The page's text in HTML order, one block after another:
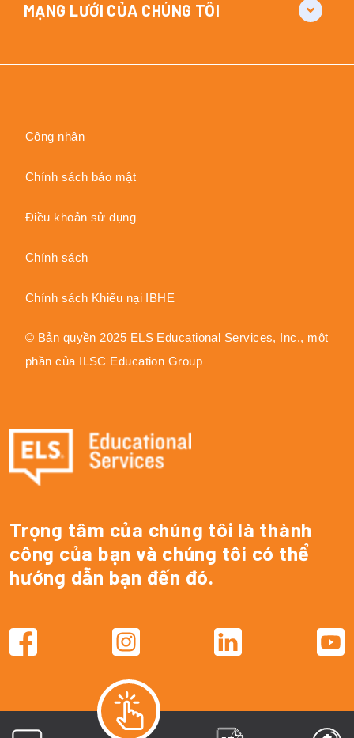
Trọng tâm của chúng tôi là thành
công của bạn và chúng tôi có thể
hướng dẫn bạn đến đó.
MẠNG LƯỚI CỦA CHÚNG TÔI
Công nhận
Chính sách bảo mật
Điều khoản sử dụng
Chính sách
Chính sách Khiếu nại IBHE
© Bản quyền 2025 ELS Educational Services, Inc., một
phần của ILSC Education Group